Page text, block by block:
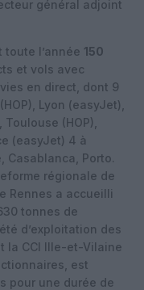
général adjoint
toute l’année 150
et vols avec
en direct, dont 9
Lyon (easyJet),
(HOP),
(easyJet) 4 à
Casablanca, Porto.
régionale de
Rennes a accueilli
tonnes de
d’exploitation des
la CCI Ille-et-Vilaine
est
pour une durée de